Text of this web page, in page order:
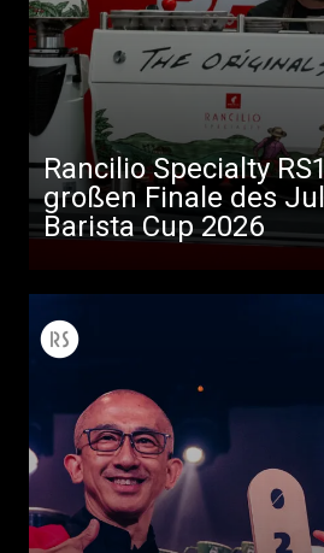
Rancilio Specialty
großen Finale des
Barista Cup 2026